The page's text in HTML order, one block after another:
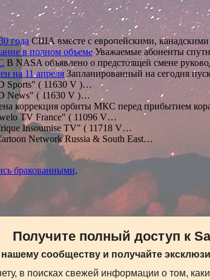
года США вместе с европейскими,
в полном объеме Уважаемые абоненты
В NASA объявлено о предстоящей смене
на 11 апреля Запланированный на сегодня
Sports" ( 11630 V )…
News" ( 11630 V )…
коррекция орбиты МКС перед прибытием
TV France" ( 11096 V…
Insoumise TV" ( 11718 V…
Network Russia & South East…
бракованными,
Получите полный доступ к
сообществу и получайте
в поисках свежей информации о том,